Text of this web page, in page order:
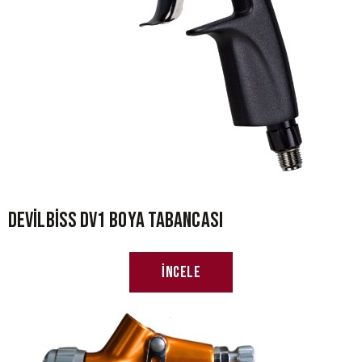
Devilbiss DV1 Boya Tabancası
İncele